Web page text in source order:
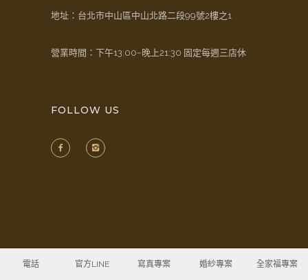
地址：台北市中山區中山北路二段99號2樓之1
營業時間：下午13:00~晚上21:30 固定每週三店休
FOLLOW US
電話 官方LINE 寫真專案 婚紗專案 全家福專案